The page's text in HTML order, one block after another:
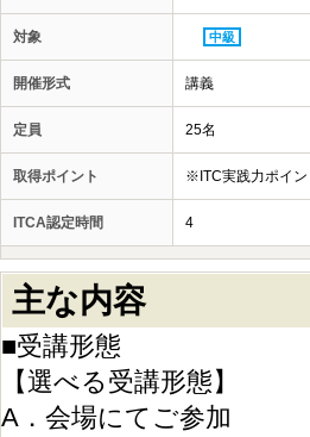
対象 中級
開催形式 講義
定員 25名
取得ポイント ※ITC実践力ポイン
ITCA認定時間 4
主な内容
■受講形態
【選べる受講形態】
A．会場にてご参加